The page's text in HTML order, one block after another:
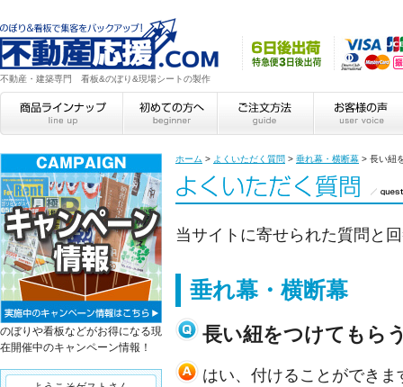
不動産・建築専門 看板&のぼり&現場シートの製作
ホーム > よくいただく質問 > 垂れ幕・横断幕 > 長い紐
当サイトに寄せられた質問と
垂れ幕・横断幕
長い紐をつけてもら
はい、付けることができ
のぼりや看板などがお得になる現
在開催中のキャンペーン情報！